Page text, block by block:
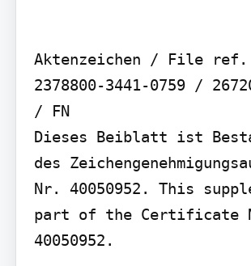
Aktenzeichen / File ref.
2378800-3441-0759 /
/ FN
Dieses Beiblatt ist
des
Nr. 40050952. This
part of the Certificate
40050952.